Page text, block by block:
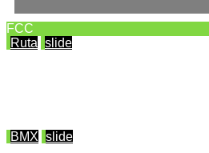
FCC
Ruta slide
BMX slide